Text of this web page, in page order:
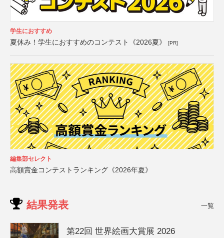
学生におすすめ
夏休み！学生におすすめのコンテスト《2026夏》 [PR]
編集部セレクト
高額賞金コンテストランキング《2026年夏》
結果発表 一覧
第22回 世界絵画大賞展 2026